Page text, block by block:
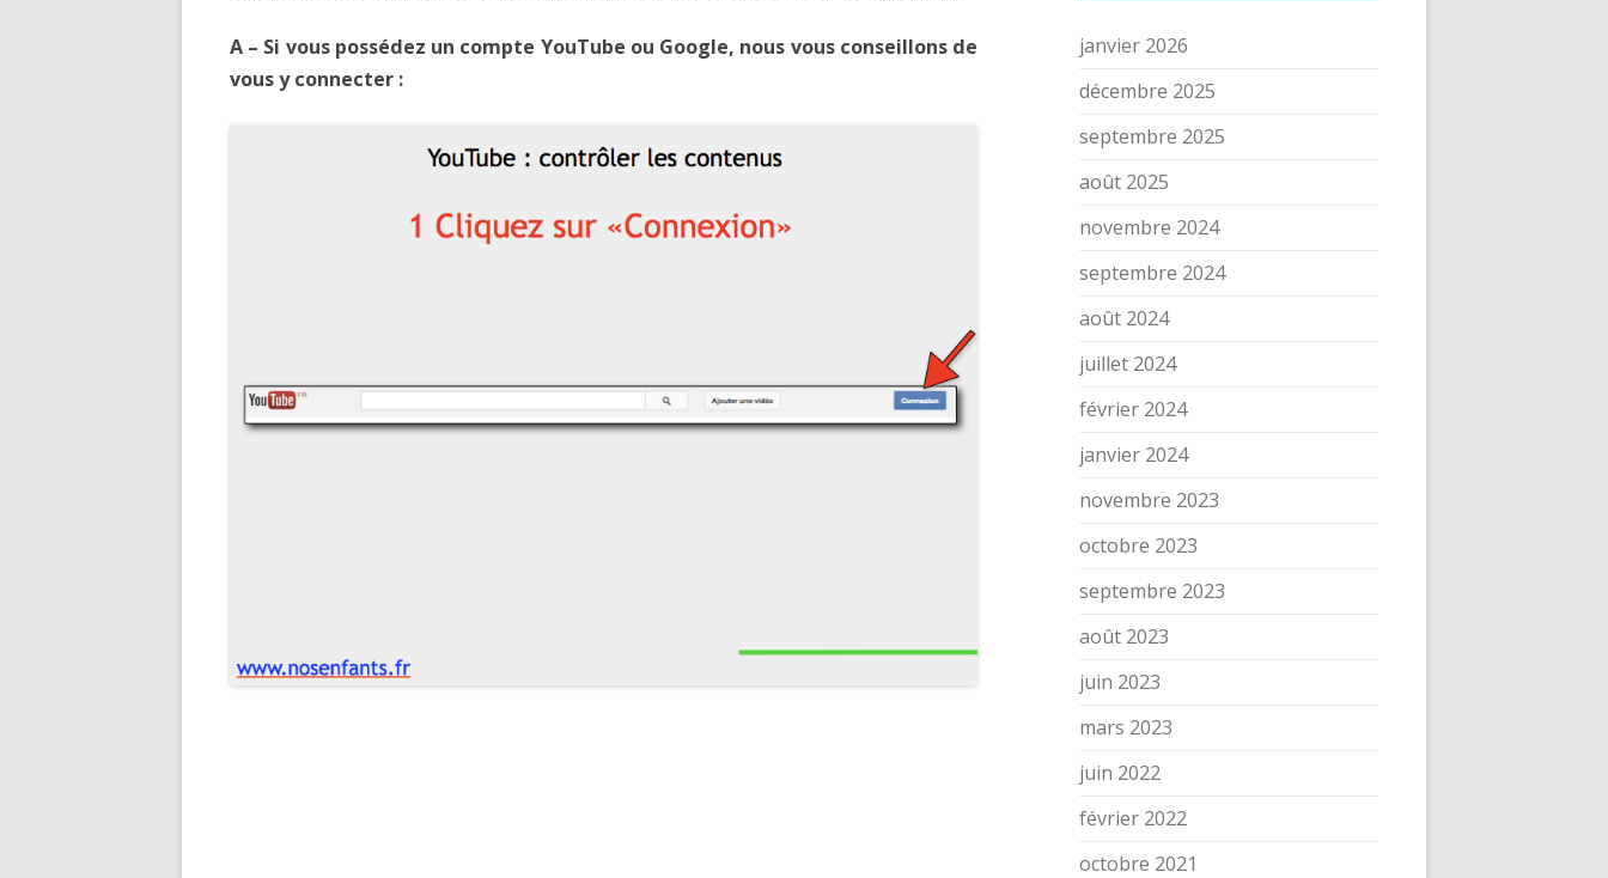
A – Si vous possédez un compte YouTube ou Google, nous vous conseillons de
vous y connecter :
janvier 2026
décembre 2025
septembre 2025
août 2025
novembre 2024
septembre 2024
août 2024
juillet 2024
février 2024
janvier 2024
novembre 2023
octobre 2023
septembre 2023
août 2023
juin 2023
mars 2023
juin 2022
février 2022
octobre 2021